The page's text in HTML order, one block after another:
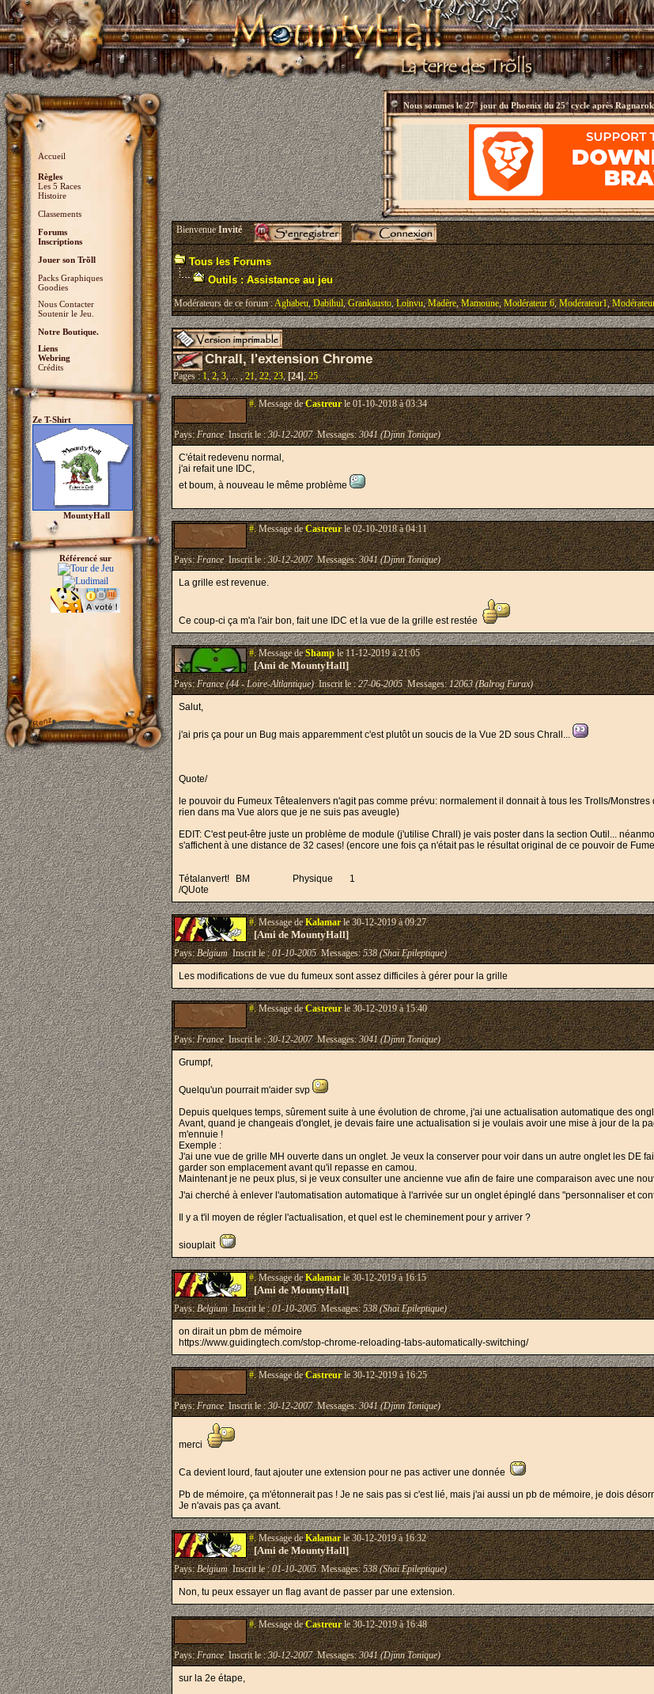
Accueil
Règles
Les 5 Races
Histoire
Classements
Forums
Inscriptions
Jouer son Trõll
Packs Graphiques
Goodies
Nous Contacter
Soutenir le Jeu.
Notre Boutique.
Liens
Webring
Crédits
Ze T-Shirt
MountyHall
Référencé sur
Nous sommes le27° jour du Phoenix du 25° cycle après Ragnarok
BienvenueInvité
Tous les Forums
Outils : Assistance au jeu
Modérateurs de ce forum :Aghabeu,Dabihul,Grankausto,Loinvu,Madère,Mamoune,Modérateur 6,Modérateur1,
Chrall, l'extension Chrome
Pages :1,2,3, ... ,21,22,23,[24],25
#.Message deCastreurle 01-10-2018 à 03:34
Pays:FranceInscrit le :30-12-2007Messages:3041 (Djinn Tonique)
C'était redevenu normal,
j'ai refait une IDC,
et boum, à nouveau le même problème
#.Message deCastreurle 02-10-2018 à 04:11
Pays:FranceInscrit le :30-12-2007Messages:3041 (Djinn Tonique)
La grille est revenue.
Ce coup-ci ça m'a l'air bon, fait une IDC et la vue de la grille est restée
#.Message deShample 11-12-2019 à 21:05
[Ami de MountyHall]
Pays:France (44 - Loire-Altlantique)Inscrit le :27-06-2005Messages:12063 (Balrog Furax)
Salut,
j'ai pris ça pour un Bug mais apparemment c'est plutôt un soucis de la Vue 2D sous Chrall...
Quote/
le pouvoir du Fumeux Têtealenvers n'agit pas comme prévu: normalement il donnait à tous les Trolls/
rien dans ma Vue alors que je ne suis pas aveugle)
EDIT: C'est peut-être juste un problème de module (j'utilise Chrall) je vais poster dans la section Outil...
s'affichent à une distance de 32 cases! (encore une fois ça n'était pas le résultat original de ce pouvoir de
Tétalanvert! BM Physique
1
/QUote
#.Message deKalamarle 30-12-2019 à 09:27
[Ami de MountyHall]
Pays:BelgiumInscrit le :01-10-2005Messages:538 (Shaï Epileptique)
Les modifications de vue du fumeux sont assez difficiles à gérer pour la grille
#.Message deCastreurle 30-12-2019 à 15:40
Pays:FranceInscrit le :30-12-2007Messages:3041 (Djinn Tonique)
Grumpf,
Quelqu'un pourrait m'aider svp
Depuis quelques temps, sûrement suite à une évolution de chrome, j'ai une actualisation automatique des
Avant, quand je changeais d'onglet, je devais faire une actualisation si je voulais avoir une mise à jour de la
m'ennuie !
Exemple :
J'ai une vue de grille MH ouverte dans un onglet. Je veux la conserver pour voir dans un autre onglet les DE
garder son emplacement avant qu'il repasse en camou.
Maintenant je ne peux plus, si je veux consulter une ancienne vue afin de faire une comparaison avec une
J'ai cherché à enlever l'automatisation automatique à l'arrivée sur un onglet épinglé dans "personnaliser et
Il y a t'il moyen de régler l'actualisation, et quel est le cheminement pour y arriver ?
siouplait
#.Message deKalamarle 30-12-2019 à 16:15
[Ami de MountyHall]
Pays:BelgiumInscrit le :01-10-2005Messages:538 (Shaï Epileptique)
on dirait un pbm de mémoire
https://www.guidingtech.com/stop-chrome-reloading-tabs-automatically-switching/
#.Message deCastreurle 30-12-2019 à 16:25
Pays:FranceInscrit le :30-12-2007Messages:3041 (Djinn Tonique)
merci
Ca devient lourd, faut ajouter une extension pour ne pas activer une donnée
Pb de mémoire, ça m'étonnerait pas ! Je ne sais pas si c'est lié, mais j'ai aussi un pb de mémoire, je dois
Je n'avais pas ça avant.
#.Message deKalamarle 30-12-2019 à 16:32
[Ami de MountyHall]
Pays:BelgiumInscrit le :01-10-2005Messages:538 (Shaï Epileptique)
Non, tu peux essayer un flag avant de passer par une extension.
#.Message deCastreurle 30-12-2019 à 16:48
Pays:FranceInscrit le :30-12-2007Messages:3041 (Djinn Tonique)
sur la 2e étape,